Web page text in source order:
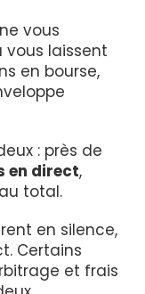
vous
vous laissent
en bourse,
: près de
en direct,
au total.
en silence,
Certains
et frais